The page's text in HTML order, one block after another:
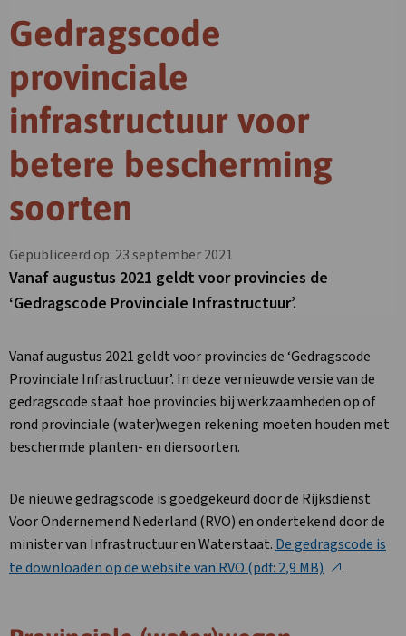
Gedragscode
provinciale
infrastructuur voor
betere bescherming
soorten
Gepubliceerd op: 23 september 2021
Vanaf augustus 2021 geldt voor provincies de
‘Gedragscode Provinciale Infrastructuur’.
Vanaf augustus 2021 geldt voor provincies de ‘Gedragscode
Provinciale Infrastructuur’. In deze vernieuwde versie van de
gedragscode staat hoe provincies bij werkzaamheden op of
rond provinciale (water)wegen rekening moeten houden met
beschermde planten- en diersoorten.
De nieuwe gedragscode is goedgekeurd door de Rijksdienst
Voor Ondernemend Nederland (RVO) en ondertekend door de
minister van Infrastructuur en Waterstaat. De gedragscode is
te downloaden op de website van RVO (pdf: 2,9 MB) Deze.